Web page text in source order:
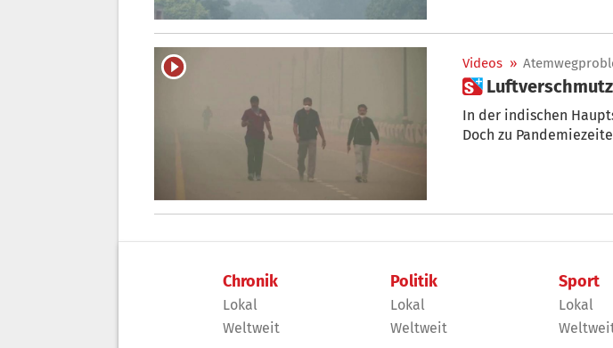
Videos »

In der indischen
Doch zu
Chronik
Lokal
Weltweit
Politik
Lokal
Weltweit
Sport
Lokal